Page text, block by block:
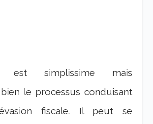
est simplissime mais
le processus conduisant
fiscale. Il peut se